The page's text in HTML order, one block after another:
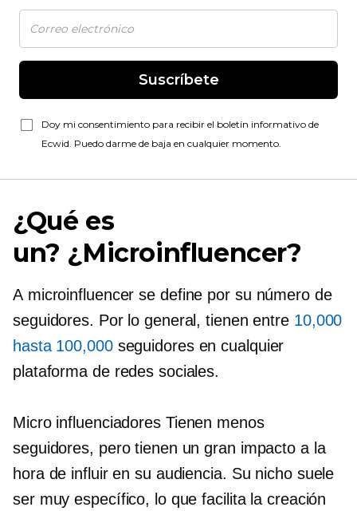
Suscríbete
Doy mi consentimiento para recibir el boletín informativo de
Ecwid. Puedo darme de baja en cualquier momento.
¿Qué es
un? ¿Microinfluencer?
A microinfluencer se define por su número de
seguidores. Por lo general, tienen entre 10,000
hasta 100,000seguidores en cualquier
plataforma de redes sociales.
Micro influenciadoresTienen menos
seguidores, pero tienen un gran impacto a la
hora de influir en su audiencia. Su nicho suele
ser muy específico, lo que facilita la creación